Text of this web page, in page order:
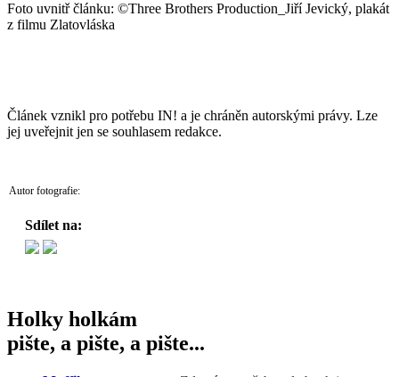
Foto uvnitř článku: ©Three Brothers Production_Jiří Jevický, plakát
z filmu Zlatovláska
Článek vznikl pro potřebu IN! a je chráněn autorskými právy. Lze
jej uveřejnit jen se souhlasem redakce.
Autor fotografie:
Sdílet na:
Holky holkám
pište, a pište, a pište...